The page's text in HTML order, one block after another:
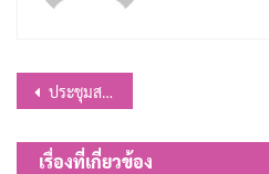
แนะแนว
เรื่อง
ประชุมสภา สมัยวิสามัญ สมัยที่ 2 ครั้งที่1/2568
เรื่องที่เกี่ยวข้อง